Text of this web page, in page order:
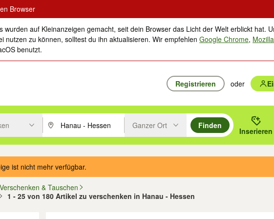
Browser
wurden auf Kleinanzeigen gemacht, seit dein Browser das Licht der Welt erblickt hat.
nutzen zu können, solltest du ihn aktualisieren. Wir empfehlenGoogle Chrome,
benutzt.
Registrieren oder
oder Vorschläge mit den Pfeiltasten nach oben/unten durchsuchen und mit
PLZ oder Ort eingeben. Eingabetaste drücken um zu suchen, oder
Ganzer Ort
Finden
Inserieren
ist nicht mehr verfügbar.
Verschenken & Tauschen
1 - 25 von 180 Artikel zu verschenken in Hanau - Hessen